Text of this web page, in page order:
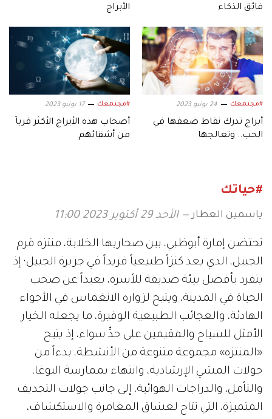
فائق الذكاء
الأبراج
#مجتمعك 24 يونيو 2023
أبراج تدرك نقاط ضعفها في
الحب.. وتعالجها
#مجتمعك 17 يونيو 2023
أصحاب هذه الأبراج الأكثر قرباً
من أشقائهم
#حياتك
ياسمين العطار الأحد 29 أكتوبر 2023 11:00
تحتضن إمارة أبوظبي، بين صحاريها الخلابة، منتزه قرم
الجبيل، الذي يعد كنزاً طبيعياً فريداً في جزيرة الجبيل؛ إذ
يتفرد بأفضل بيئة صديقة للأسرة، بعيداً عن صخب
الحياة في المدينة، ويتيح لزواره الانغماس في الأجواء
الهادئة، والعجائب الطبيعية الوفيرة، ما يجعله الخيار
الأمثل للسياح والمقيمين على حدٍّ سواء، إذ يتيح
«المنتزه» مجموعة متنوعة من الأنشطة، بدءاً من
جولات المشي الإرشادية، وانتهاء بممارسة اليوغا،
والتأمل، والدراجات الهوائية، إلى جانب جولات التجديف
المتميزة، التي تتاح لعشاق المغامرة والاستكشاف،